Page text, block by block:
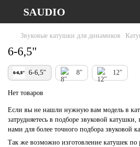
SAUDIO
Звуковые катушки для динамиков
6-6,5"
6-6,5" 8" 12"
Нет товаров
Если вы не нашли нужную вам модель в
затрудняетесь в подборе звуковой
нами для более точного подбора звуковой
Так же возможно изготовление катушек по